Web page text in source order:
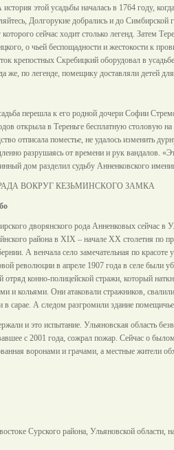
этой усадьбы началась в 1764 году,
Долгорукие добрались и до
сейчас ходит столько легенд. Затем
о чьей беспощадности и жестокости к
крепостных Скребицкий оборудовал в
же, по легенде, помещику доставляли детей
перешла к его родной дочери Софии
открыла в Тереньге бесплатную столовую
отписала поместье, не удалось изменить
разрушаясь от времени и рук вандалов.
дом разделил судьбу Анненковского
КЕЗЬМИНСКОГО ЗАМКА
дворянского рода Анненковых сейчас в
района в XIX – начале XX столетия по
А венчала село замечательная по красоте
революции в апреле 1907 года в селе были
конно-полицейской стражи, который
и кольями. Они атаковали стражников,
в сарае. А следом разгромили здание
и это испытание. Ульяновская область
с 2001 года, сожрал пожар. Сейчас о
воронами и грачами, а местные жители
Сурского района, Ульяновской области,